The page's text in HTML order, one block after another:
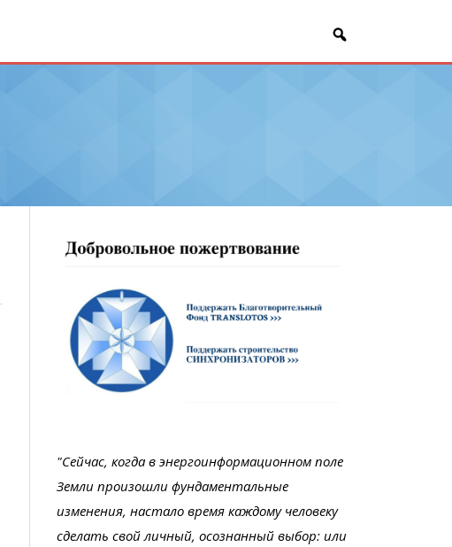
"Сейчас, когда в энергоинформационном поле
Земли произошли фундаментальные
изменения, настало время каждому человеку
сделать свой личный, осознанный выбор: или